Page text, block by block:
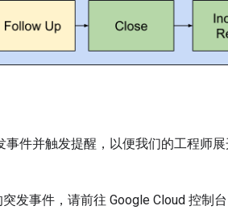
件并触发提醒，以便我们的工程师
发事件，请前往 Google Cloud 控制